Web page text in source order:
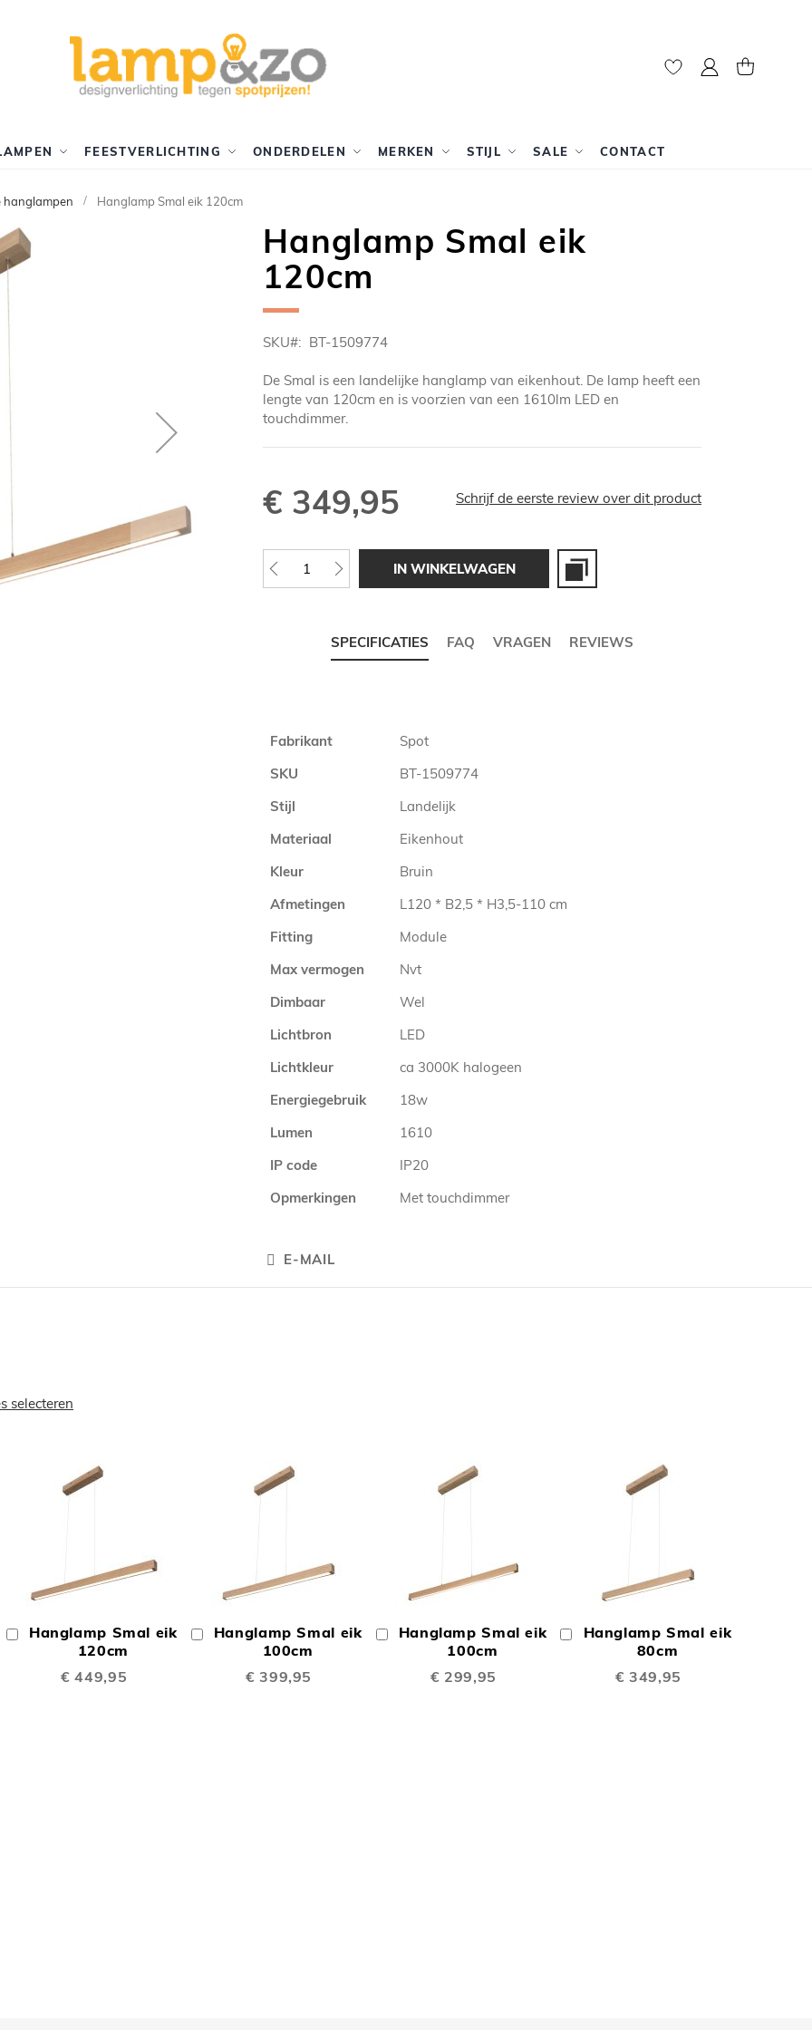
Mijn account
FEESTVERLICHTING ONDERDELEN MERKEN STIJL SALE CONTACT
hanglampen Hanglamp Smal eik 120cm
Hanglamp Smal eik
120cm
SKU BT-1509774
De Smal is een landelijke hanglamp van eikenhout. De lamp heeft een
lengte van 120cm en is voorzien van een 1610lm LED en
touchdimmer.
€ 349,95 Schrijf de eerste review over dit product
IN WINKELWAGEN
SPECIFICATIES FAQ VRAGEN REVIEWS
Meer
Fabrikant
Spot
SKU
BT-1509774
Stijl
Landelijk
Materiaal
Eikenhout
Kleur
Bruin
Afmetingen
L120 * B2,5 * H3,5-110 cm
Fitting
Module
Max vermogen
Nvt
Dimbaar
Wel
Lichtbron
LED
Lichtkleur
ca 3000K halogeen
Energiegebruik
18w
Lumen
1610
IP code
IP20
Opmerkingen
Met touchdimmer
E-MAIL
selecteren
Hanglamp Smal eik
120cm
€ 449,95
In
Winkelwagen
Hanglamp Smal eik
100cm
€ 399,95
In
Winkelwagen
Hanglamp Smal eik
100cm
€ 299,95
In
Winkelwagen
Hanglamp Smal eik
80cm
€ 349,95
In
Winkelwagen